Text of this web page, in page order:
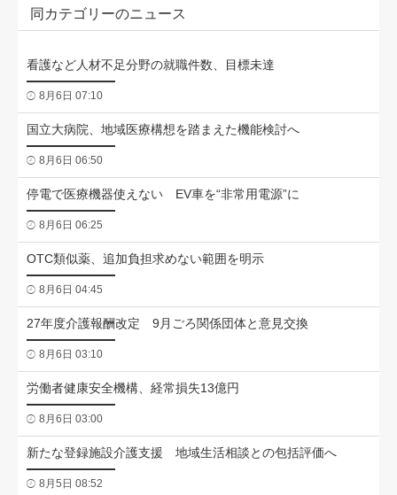
同カテゴリーのニュース
看護など人材不足分野の就職件数、目標未達
8月6日 07:10
国立大病院、地域医療構想を踏まえた機能検討へ
8月6日 06:50
停電で医療機器使えない EV車を“非常用電源”に
8月6日 06:25
OTC類似薬、追加負担求めない範囲を明示
8月6日 04:45
27年度介護報酬改定 9月ごろ関係団体と意見交換
8月6日 03:10
労働者健康安全機構、経常損失13億円
8月6日 03:00
新たな登録施設介護支援 地域生活相談との包括評価へ
8月5日 08:52